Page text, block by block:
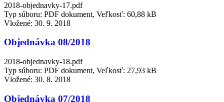
2018-objednavky-17.pdf
Typ súboru: PDF dokument, Veľkosť: 60,88 kB
Vložené: 30. 9. 2018
Objednávka 08/2018
2018-objednavky-18.pdf
Typ súboru: PDF dokument, Veľkosť: 27,93 kB
Vložené: 30. 8. 2018
Objednávka 07/2018